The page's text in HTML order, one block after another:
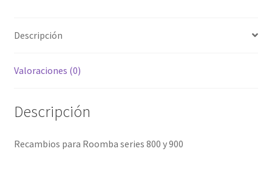
Descripción
Valoraciones (0)
Descripción
Recambios para Roomba series 800 y 900